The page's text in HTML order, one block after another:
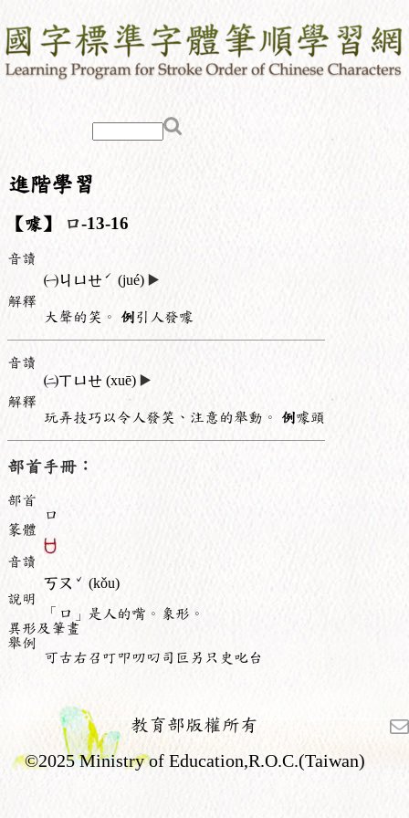
進階學習
【噱】 口-13-16
音讀
㈠ㄐㄩㄝ ˊ (jué) ▶️
解釋
大聲的笑。 例引人發噱
音讀
㈡ㄒㄩㄝ (xuē) ▶️
解釋
玩弄技巧以令人發笑、注意的舉動。 例噱頭
部首手冊：
部首
口
篆體
音讀
ㄎㄡ ˇ (kǒu)
說明
「口」是人的嘴。象形。
異形及筆畫
舉例
可古右召叮叩叨叼司叵另只史叱台
教育部版權所有
©2025 Ministry of Education,R.O.C.(Taiwan)